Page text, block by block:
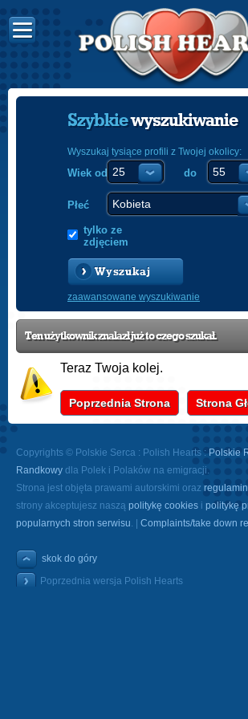
Szybkiewyszukiwanie
Wyszukaj tysiące profili z Twojej okolicy:
Wiek od do
Płeć
tylko ze
zdjęciem
Wyszukaj
zaawansowane wyszukiwanie
Ten użytkownik znalazł już to czego szukał.
Teraz Twoja kolej.
Poprzednia Strona Strona
Copyrights © Polskie Serca : Polish Hearts : Polskie
Randkowy dla Polek i Polaków na emigracji.
Strona jest objęta prawami autorskimi oraz
strony akceptujesz naszą politykę cookies i politykę
popularnych stron serwisu. | Complaints/take down
skok do góry
Poprzednia wersja Polish Hearts